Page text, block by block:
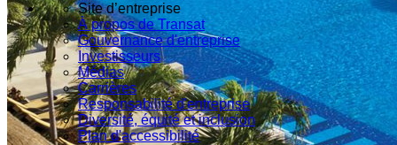
Site d’entreprise
À propos de Transat
Gouvernance d'entreprise
Investisseurs
Médias
Carrières
Responsabilité d'entreprise
Diversité, équité et inclusion
Plan d'accessibilité